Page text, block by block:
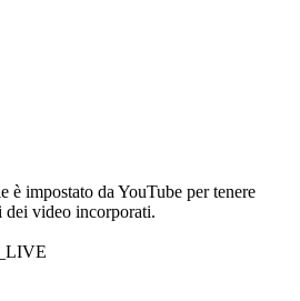
è impostato da YouTube per tenere
dei video incorporati.